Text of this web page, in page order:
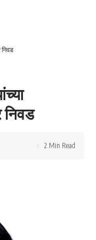
निवड
निवड
2 Min Read